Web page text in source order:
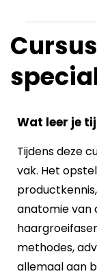
Wat leer je
Tijdens deze
vak. Het
anatomie van
methodes,
allemaal aan